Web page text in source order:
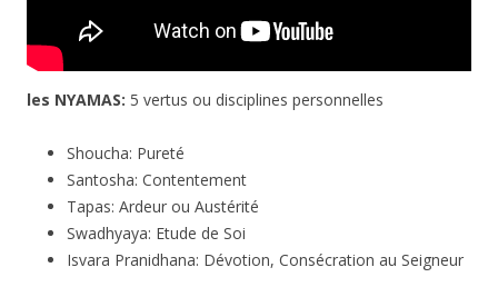
les NYAMAS: 5 vertus ou disciplines personnelles
Shoucha: Pureté
Santosha: Contentement
Tapas: Ardeur ou Austérité
Swadhyaya: Etude de Soi
Isvara Pranidhana: Dévotion, Consécration au Seigneur